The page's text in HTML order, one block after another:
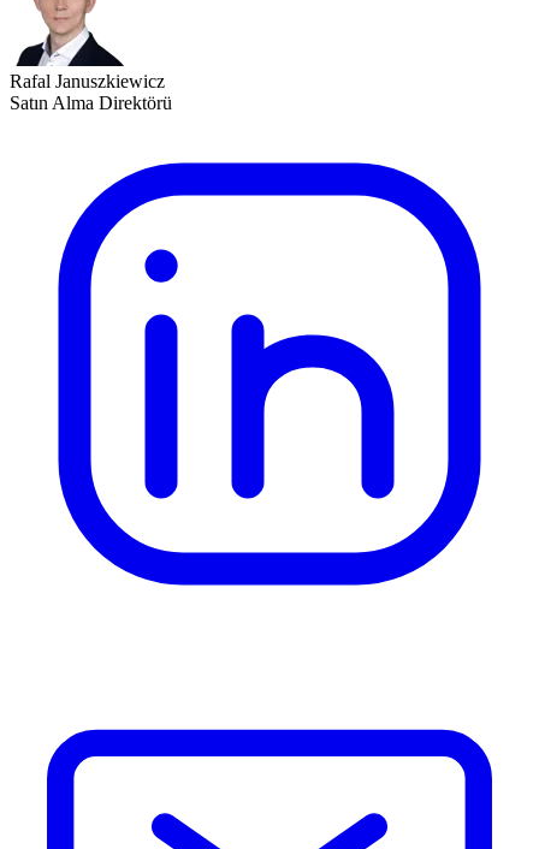
Rafal Januszkiewicz
Satın Alma Direktörü